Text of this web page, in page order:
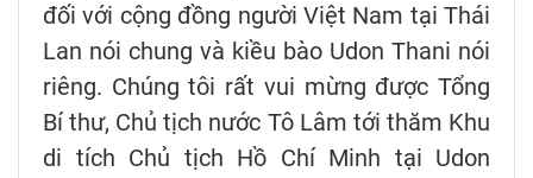
đối với cộng đồng người Việt Nam tại Thái
Lan nói chung và kiều bào Udon Thani nói
riêng. Chúng tôi rất vui mừng được Tổng
Bí thư, Chủ tịch nước Tô Lâm tới thăm Khu
di tích Chủ tịch Hồ Chí Minh tại Udon